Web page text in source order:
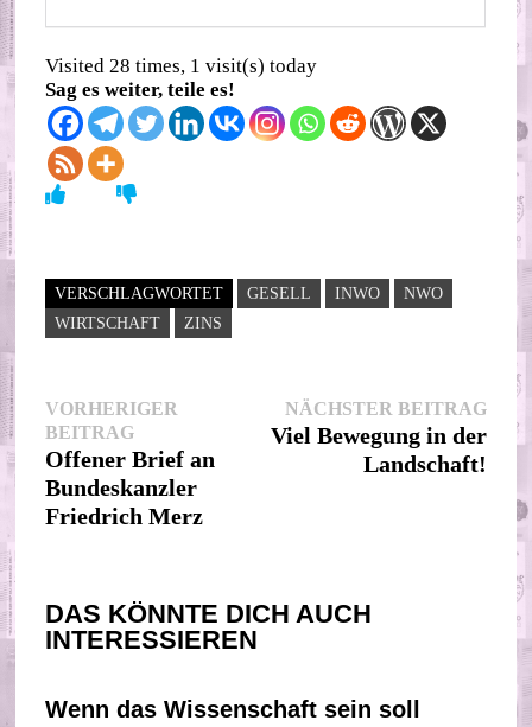
Visited 28 times, 1 visit(s) today
Sag es weiter, teile es!
VERSCHLAGWORTET GESELL INWO
NWO
WIRTSCHAFT
ZINS
Beitragsnavigation
VORHERIGER
BEITRAGVorheriger
Beitrag:
Offener Brief an
Bundeskanzler
Friedrich Merz
NÄCHSTER BEITRAG
Viel Bewegung in der
Landschaft!
DAS KÖNNTE DICH AUCH
INTERESSIEREN
Wenn das Wissenschaft sein soll